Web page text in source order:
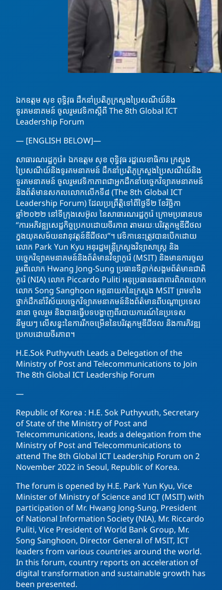
ឯកឧត្តម សុខ ពុទ្ធិវុធ ដឹកនាំប្រតិភូក្រសួងប្រៃសណីយ៍និង
ទូរគមនាគមន៍ ចូលរួមវេទិកាស្តីពី The 8th Global ICT
Leadership Forum
— [ENGLISH BELOW]—
សាធារណរដ្ឋកូរ៉េ៖ ឯកឧត្តម សុខ ពុទ្ធិវុធ រដ្ឋលេខាធិការ ក្រសួង
ប្រៃសណីយ៍និងទូរគមនាគមន៍ ដឹកនាំប្រតិភូក្រសួងប្រៃសណីយ៍និង
ទូរគមនាគមន៍ ចូលរួមវេទិកាភាពជាអ្នកដឹកនាំបច្ចេកវិទ្យាគមនាគមន៍
និងព័ត៌មានសកលលោកលើកទី៨ (The 8th Global ICT
Leadership Forum) ដែលប្រព្រឹត្តិទៅពីថ្ងៃទី២ ខែវិច្ឆិកា
ឆ្នាំ២០២២ នៅទីក្រុងសេអ៊ូល នៃសាធារណរដ្ឋកូរ៉េ ក្រោមប្រធានបទ
“ការអភិវឌ្ឍសេដ្ឋកិច្ចប្រកបដោយចីរភាព តាមរយៈបរិវត្តកម្មឌីជីថល
ក្នុងយុគសម័យនវានុវត្តន៍ឌីជីថល”។ វេទិកានេះត្រូវបានបើកដោយ
លោក Park Yun Kyu អនុរដ្ឋមន្ត្រីក្រសួងវិទ្យាសាស្ត្រ និង
បច្ចេកវិទ្យាគមនាគមន៍និងព័ត៌មានវិទ្យាកូរ៉េ (MSIT) និងមានការចូល
រួមពីលោក Hwang Jong-Sung ប្រធានទីភ្នាក់សង្គមព័ត៌មានជាតិ
កូរ៉េ (NIA) លោក​ Piccardo Puliti អនុប្រធានធនាគារពិភពលោក
លោក Song Sanghoon អគ្គនាយកនៃក្រសួង MSIT ព្រមទាំង
ថ្នាក់ដឹកនាំវិស័យបច្ចេកវិទ្យាគមនាគមន៍និងព័ត៌មានពីបណ្តាប្រទេស
នានា ចូលរួម និងបានធ្វើបទបង្ហាញពីរបាយការណ៍នៃប្រទេស
នីមួយៗ លើសន្ទុះនៃការរីកចម្រើននៃបរិវត្តកម្មឌីជីថល និងការភិវឌ្ឍ
ប្រកបដោយចីរភាព។
H.E.Sok Puthyvuth Leads a Delegation of the
Ministry of Post and Telecommunications to Join
The 8th Global ICT Leadership Forum
—
Republic of Korea : H.E. Sok Puthyvuth, Secretary
of State of the Ministry of Post and
Telecommunications, leads a delegation from the
Ministry of Post and Telecommunications to
attend The 8th Global ICT Leadership Forum on 2
November 2022 in Seoul, Republic of Korea.
The forum is opened by H.E. Park Yun Kyu, Vice
Minister of Ministry of Science and ICT (MSIT) with
participation of Mr. Hwang Jong-Sung, President
of National Information Society (NIA), Mr. Riccardo
Puliti, Vice President of World Bank Group, Mr.
Song Sanghoon, Director General of MSIT, ICT
leaders from various countries around the world.
In this forum, country reports on acceleration of
digital transformation and sustainable growth has
been presented.